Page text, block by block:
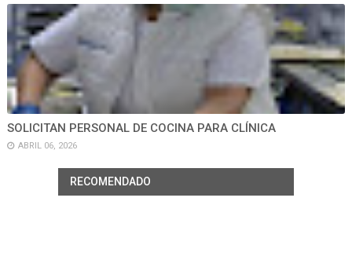
SOLICITAN PERSONAL DE COCINA PARA CLÍNICA
ABRIL 06, 2026
RECOMENDADO